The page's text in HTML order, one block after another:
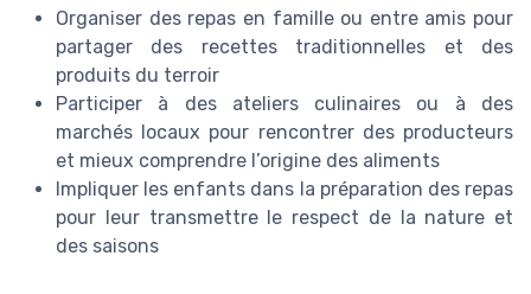
Organiser des repas en famille ou entre amis pour
partager des recettes traditionnelles et des
produits du terroir
Participer à des ateliers culinaires ou à des
marchés locaux pour rencontrer des producteurs
et mieux comprendre l’origine des aliments
Impliquer les enfants dans la préparation des repas
pour leur transmettre le respect de la nature et
des saisons